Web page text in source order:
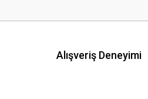
Alışveriş Deneyimi